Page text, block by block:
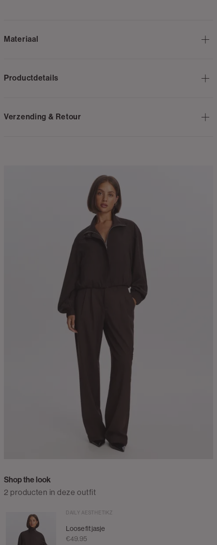
Materiaal
Productdetails
Verzending & Retour
Shop the look
2 producten in deze outfit
DAILY AESTHETIKZ
Loose fit jasje
€49.95